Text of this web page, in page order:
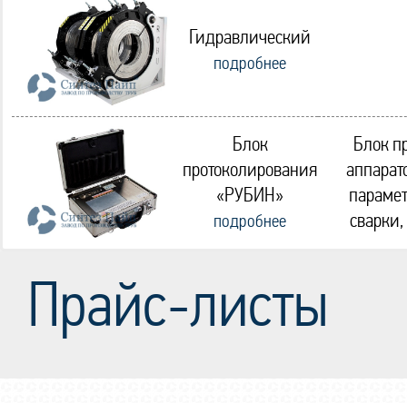
Гидравлический
подробнее
Блок
протоколирования
«РУБИН»
подробнее
Блок
Прайс-листы